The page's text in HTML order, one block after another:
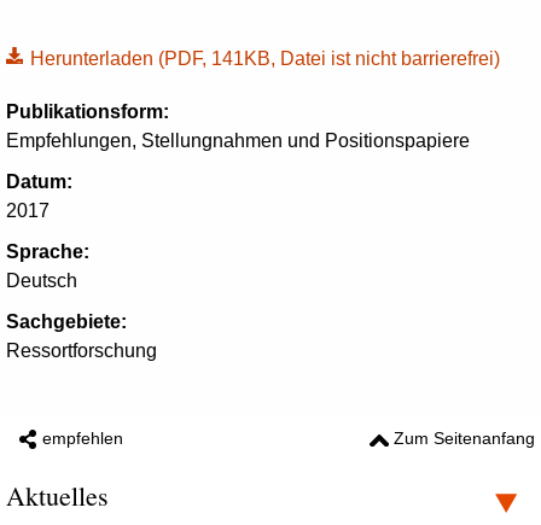
Herunterladen (PDF, 141KB, Datei ist nicht barrierefrei)
Publikationsform:
Empfehlungen, Stellungnahmen und Positionspapiere
Datum:
2017
Sprache:
Deutsch
Sachgebiete:
Ressortforschung
empfehlen Zum Seitenanfang
Aktuelles